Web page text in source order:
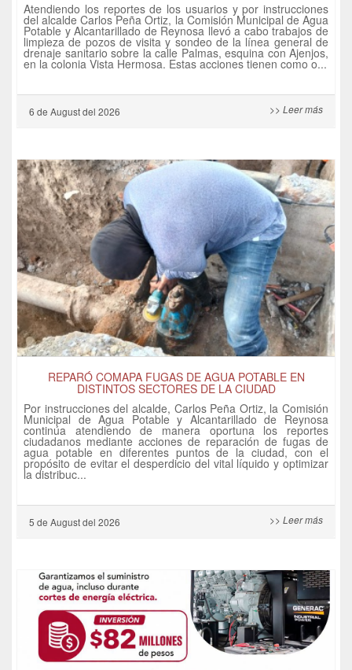
Atendiendo los reportes de los usuarios y por instrucciones
del alcalde Carlos Peña Ortiz, la Comisión Municipal de Agua
Potable y Alcantarillado de Reynosa llevó a cabo trabajos de
limpieza de pozos de visita y sondeo de la línea general de
drenaje sanitario sobre la calle Palmas, esquina con Ajenjos,
en la colonia Vista Hermosa. Estas acciones tienen como o...
6 de Augustdel 2026 >> Leer más
REPARÓ COMAPA FUGAS DE AGUA POTABLE EN
DISTINTOS SECTORES DE LA CIUDAD
Por instrucciones del alcalde, Carlos Peña Ortiz, la Comisión
Municipal de Agua Potable y Alcantarillado de Reynosa
continúa atendiendo de manera oportuna los reportes
ciudadanos mediante acciones de reparación de fugas de
agua potable en diferentes puntos de la ciudad, con el
propósito de evitar el desperdicio del vital líquido y optimizar
la distribuc...
5 de Augustdel 2026 >> Leer más